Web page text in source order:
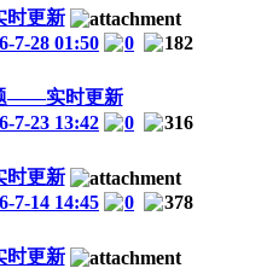
更新
7-28 01:50 0 182
——实时更新
7-23 13:42 0 316
更新
7-14 14:45 0 378
更新